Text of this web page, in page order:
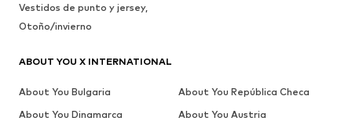
Vestidos de punto y jersey,
Otoño/invierno
ABOUT YOU X INTERNATIONAL
About You Bulgaria
About You República Checa
About You Dinamarca
About You Austria